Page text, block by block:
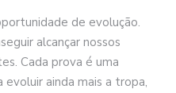
de evolução.
alcançar nossos
Cada prova é uma
ainda mais a tropa,